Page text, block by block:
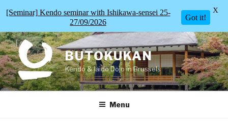
Skip
to
content
BUTOKUKAN
Kendo & Iaido Dojo in Brussels
Menu
[Seminar] Kendo seminar with Ishikawa-sensei 25-
27/09/2026
Got it!
X